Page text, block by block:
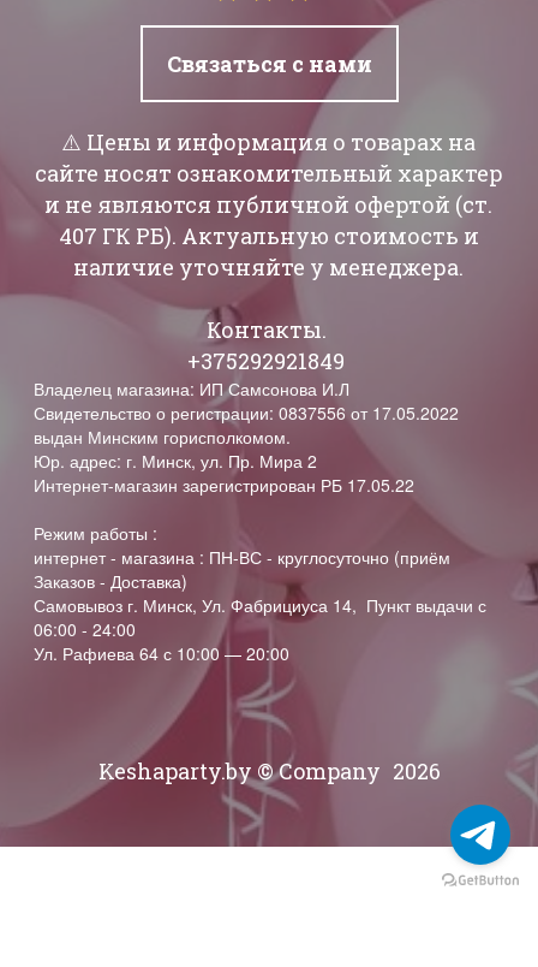
Связаться с нами
⚠️ Цены и информация о товарах на
сайте носят ознакомительный характер
и не являются публичной офертой (ст.
407 ГК РБ). Актуальную стоимость и
наличие уточняйте у менеджера.
Контакты.
+375292921849
Владелец магазина: ИП Самсонова И.Л
Свидетельство о регистрации: 0837556 от 17.05.2022
выдан Минским горисполкомом.
Юр. адрес: г. Минск, ул. Пр. Мира 2
Интернет-магазин зарегистрирован РБ 17.05.22
Режим работы :
интернет - магазина : ПН-ВС - круглосуточно (приём
Заказов - Доставка)
Самовывоз г. Минск, Ул. Фабрициуса 14, Пункт выдачи с
06:00 - 24:00
Ул. Рафиева 64 с 10:00 — 20:00
Keshaparty.by © Company 2026